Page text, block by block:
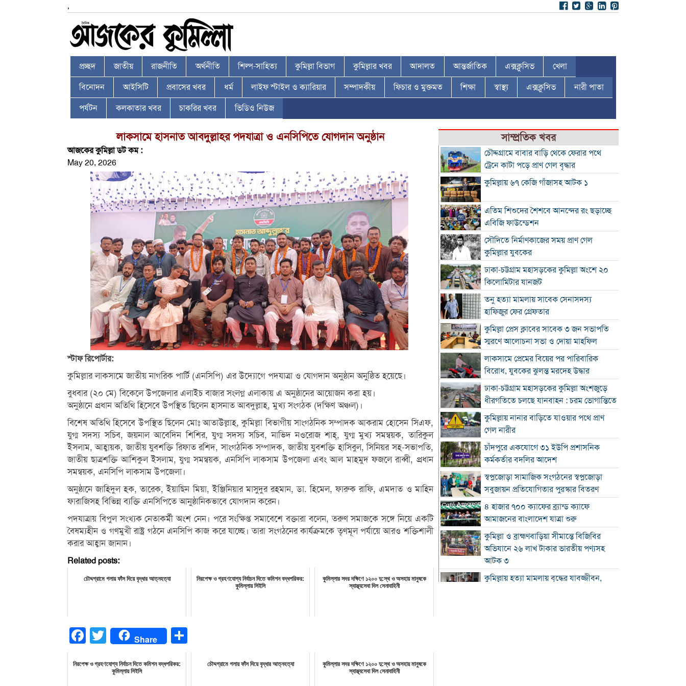
,
প্রচ্ছদ জাতীয় রাজনীতি অর্থনীতি শিল্প-সাহিত্য কুমিল্লা বিভাগ কুমিল্লার খবর আদালত আন্তর্জাতিক এক্সক্লুসিভ খেলা
বিনোদন আইসিটি প্রবাসের খবর ধর্ম লাইফ স্টাইল ও ক্যারিয়ার সম্পাদকীয় ফিচার ও মুক্তমত শিক্ষা স্বাস্থ্য এক্সক্লুসিভ নারী পাতা
পর্যটন কলকাতার খবর চাকরির খবর ভিডিও নিউজ
লাকসামে হাসনাত আবদুল্লাহর পদযাত্রা ও এনসিপিতে যোগদান অনুষ্ঠান
আজকের কুমিল্লা ডট কম :
May 20, 2026
স্টাফ রিপোর্টার:
কুমিল্লার লাকসামে জাতীয় নাগরিক পার্টি (এনসিপি) এর উদ্যোগে পদযাত্রা ও যোগদান অনুষ্ঠান অনুষ্ঠিত হয়েছে।
বুধবার (২০ মে) বিকেলে উপজেলার এলাইচ বাজার সংলগ্ন এলাকায় এ অনুষ্ঠানের আয়োজন করা হয়।
অনুষ্ঠানে প্রধান অতিথি হিসেবে উপস্থিত ছিলেন হাসনাত আবদুল্লাহ, মুখ্য সংগঠক (দক্ষিণ অঞ্চল)।
বিশেষ অতিথি হিসেবে উপস্থিত ছিলেন মোঃ আতাউল্লাহ, কুমিল্লা বিভাগীয় সাংগঠনিক সম্পাদক আকরাম হোসেন সিএফ,
যুগ্ম সদস্য সচিব, জয়নাল আবেদিন শিশির, যুগ্ম সদস্য সচিব, নাভিদ নওরোজ শাহ্, যুগ্ম মুখ্য সমন্বয়ক, তারিকুল
ইসলাম, আহ্বায়ক, জাতীয় যুবশক্তি রিফাত রশিদ, সাংগঠনিক সম্পাদক, জাতীয় যুবশক্তি হাসিবুল, সিনিয়র সহ-সভাপতি,
জাতীয় ছাত্রশক্তি আশিকুল ইসলাম, যুগ্ম সমন্বয়ক, এনসিপি লাকসাম উপজেলা এবং আল মাহমুদ ফজলে রাব্বী, প্রধান
সমন্বয়ক, এনসিপি লাকসাম উপজেলা।
অনুষ্ঠানে জাহিদুল হক, তারেক, ইয়াছিন মিয়া, ইঞ্জিনিয়ার মাসুদুর রহমান, ডা. হিমেল, ফারুক রাফি, এমদাত ও মাহিন
ফারাজিসহ বিভিন্ন ব্যক্তি এনসিপিতে আনুষ্ঠানিকভাবে যোগদান করেন।
পদযাত্রায় বিপুল সংখ্যক নেতাকর্মী অংশ নেন। পরে সংক্ষিপ্ত সমাবেশে বক্তারা বলেন, তরুণ সমাজকে সঙ্গে নিয়ে একটি
বৈষম্যহীন ও গণমুখী রাষ্ট্র গঠনে এনসিপি কাজ করে যাচ্ছে। তারা সংগঠনের কার্যক্রমকে তৃণমূল পর্যায়ে আরও শক্তিশালী
করার আহ্বান জানান।
Related posts:
চৌদ্দগ্রামে গলায় ফাঁস দিয়ে বৃদ্ধার আত্নহত্যা
নিরপেক্ষ ও গ্রহণযোগ্য নির্বাচন দিতে কমিশন বদ্ধপরিকর:
কুমিল্লায় সিইসি
কুমিল্লার সদর দক্ষিণে ১২০০ দু:স্থ ও অসহায় মানুষকে
স্বাস্থ্যসেবা দিল সেনাবাহিনী
Facebook
Twitter Share
নিরপেক্ষ ও গ্রহণযোগ্য নির্বাচন দিতে কমিশন বদ্ধপরিকর:
কুমিল্লায় সিইসি
চৌদ্দগ্রামে গলায় ফাঁস দিয়ে বৃদ্ধার আত্নহত্যা
কুমিল্লার সদর দক্ষিণে ১২০০ দু:স্থ ও অসহায় মানুষকে
স্বাস্থ্যসেবা দিল সেনাবাহিনী
সাম্প্রতিক খবর
চৌদ্দগ্রামে বাবার বাড়ি থেকে ফেরার পথে
ট্রেনে কাটা পড়ে প্রাণ গেল বৃদ্ধার
কুমিল্লায় ৬৭ কেজি গাঁজাসহ আটক ১
এতিম শিশুদের শৈশবে আনন্দের রং ছড়াচ্ছে
এবিজি ফাউন্ডেশন
সৌদিতে নির্মাণকাজের সময় প্রাণ গেল
কুমিল্লার যুবকের
ঢাকা-চট্টগ্রাম মহাসড়কের কুমিল্লা অংশে ২০
কিলোমিটার যানজট
তনু হত্যা মামলায় সাবেক সেনাসদস্য
হাফিজুর ফের গ্রেফতার
কুমিল্লা প্রেস ক্লাবের সাবেক ৩ জন সভাপতি
স্মরণে আলোচনা সভা ও দোয়া মাহফিল
লাকসামে প্রেমের বিয়ের পর পারিবারিক
বিরোধ, যুবকের ঝুলন্ত মরদেহ উদ্ধার
ঢাকা-চট্টগ্রাম মহাসড়কের কুমিল্লা অংশজুড়ে
ধীরগতিতে চলছে যানবাহন : চরম ভোগান্তিতে
কুমিল্লায় নানার বাড়িতে যাওয়ার পথে প্রাণ
গেল নারীর
চাঁদপুরে একযোগে ৩১ ইউপি প্রশাসনিক
কর্মকর্তার বদলির আদেশ
স্বপ্নজোড়া সামাজিক সংগঠনের স্বপ্নজোড়া
সবুজায়ন প্রতিযোগিতার পুরস্কার বিতরণ
৪ হাজার ৭০০ ক্যাফের ব্র্যান্ড ক্যাফে
আমাজনের বাংলাদেশ যাত্রা শুরু
কুমিল্লা ও ব্রাহ্মণবাড়িয়া সীমান্তে বিজিবির
অভিযানে ২৬ লাখ টাকার ভারতীয় পণ্যসহ
আটক ৩
কুমিল্লায় হত্যা মামলায় বৃদ্ধের যাবজ্জীবন,